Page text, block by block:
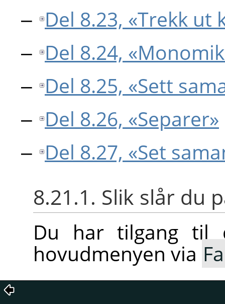
Del 8.23, «Trekk ut
Del 8.24,
Del 8.25, «Sett
Del 8.26, «Separer»
Del 8.27, «Set
8.21.1. Slik slår du
Du har tilgang til
hovudmenyen via